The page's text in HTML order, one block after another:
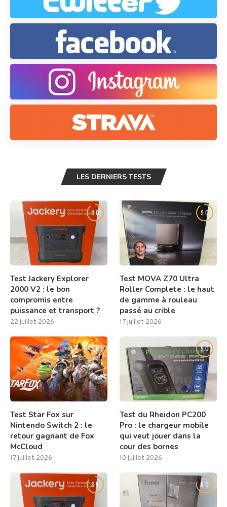
LES DERNIERS TESTS
9.0
Test Jackery Explorer
2000 V2 : le bon
compromis entre
puissance et transport ?
22 juillet 2026
9.0
Test MOVA Z70 Ultra
Roller Complete : le haut
de gamme à rouleau
passé au crible
17 juillet 2026
8.0
Test Star Fox sur
Nintendo Switch 2 : le
retour gagnant de Fox
McCloud
17 juillet 2026
9.0
Test du Rheidon PC200
Pro : le chargeur mobile
qui veut jouer dans la
cour des bornes
10 juillet 2026
8.5 8.0